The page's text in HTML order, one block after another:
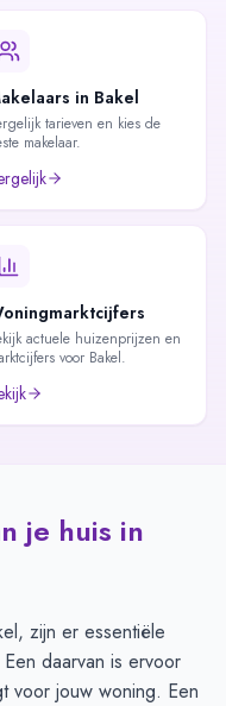
in Bakel
tarieven en kies de
makelaar.
actuele huizenprijzen en
voor Bakel.
je huis in
zijn er essentiële
daarvan is ervoor
voor jouw woning. Een